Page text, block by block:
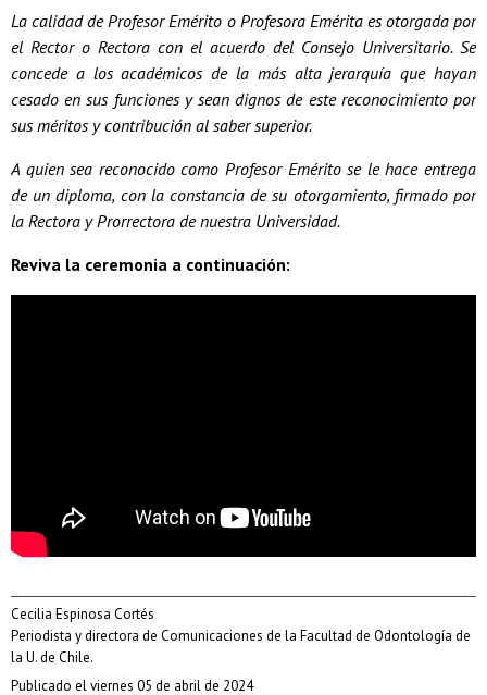
La calidad de Profesor Emérito o Profesora Emérita es otorgada por
el Rector o Rectora con el acuerdo del Consejo Universitario. Se
concede a los académicos de la más alta jerarquía que hayan
cesado en sus funciones y sean dignos de este reconocimiento por
sus méritos y contribución al saber superior.
A quien sea reconocido como Profesor Emérito se le hace entrega
de un diploma, con la constancia de su otorgamiento, firmado por
la Rectora y Prorrectora de nuestra Universidad.
Reviva la ceremonia a continuación:
Cecilia Espinosa Cortés
Periodista y directora de Comunicaciones de la Facultad de Odontología de
la U. de Chile.
Publicado el viernes 05 de abril de 2024